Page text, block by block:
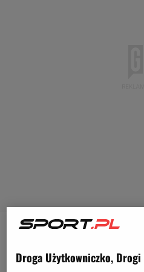
i żegnają się z turniejem.
Droga Użytkowniczko,